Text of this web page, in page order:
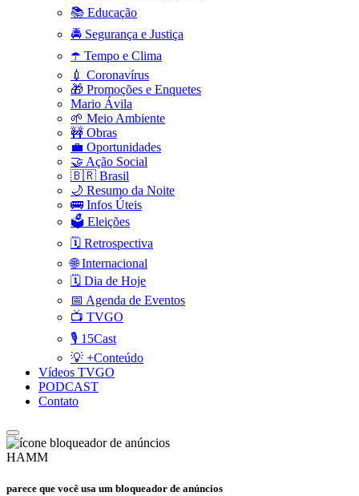
📚 Educação
🚔 Segurança e Justiça
☂️ Tempo e Clima
💉 Coronavírus
🎁 Promoções e Enquetes
Mario Ávila
🌱 Meio Ambiente
🚧 Obras
💼 Oportunidades
🤝 Ação Social
🇧🇷 Brasil
🌙 Resumo da Noite
🚌 Infos Úteis
🗳️ Eleições
🗓️ Retrospectiva
🌐 Internacional
🗓️ Dia de Hoje
📅 Agenda de Eventos
📺 TVGO
🎙️ 15Cast
💡 +Conteúdo
Vídeos TVGO
PODCAST
Contato
HAMM
parece que você usa um bloqueador de anúncios